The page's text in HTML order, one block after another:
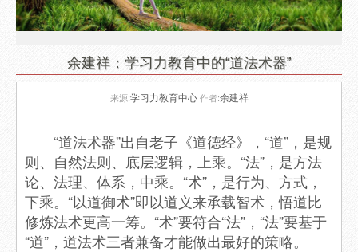
余建祥：学习力教育中的“道法术器”
来源:学习力教育中心作者:余建祥
“道法术器”出自老子《道德经》，“道”，是规
则、自然法则、底层逻辑，上乘。“法”，是方法
论、法理、体系，中乘。“术”，是行为、方式，
下乘。“以道御术”即以道义来承载智术，悟道比
修炼法术更高一筹。“术”要符合“法”，“法”要基于
“道”，道法术三者兼备才能做出最好的策略。